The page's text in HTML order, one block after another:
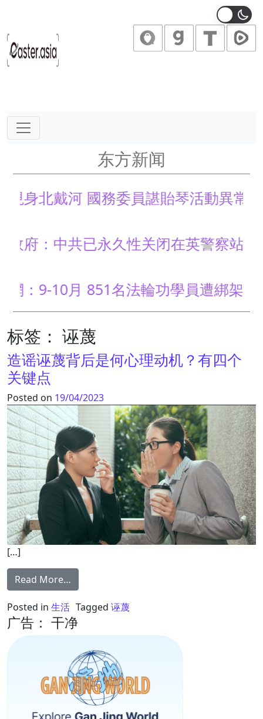
Main Navigation
东方新闻
北戴河 國務委員諶貽琴活動異常
：中共已永久性关闭在英警察站
9-10月 851名法輪功學員遭綁架騷擾
标签： 诬蔑
造谣诬蔑背后是何心理动机？有四个
关键点
Posted on 19/04/2023
[…]
Read More…
Posted in 生活 Tagged 诬蔑
广告： 干净